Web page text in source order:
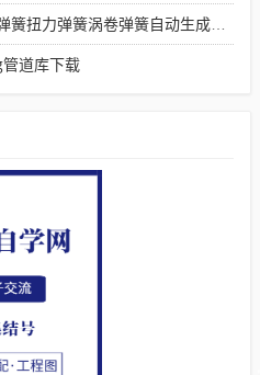
弹簧涡卷弹簧自动生成宏程序下载
道库下载